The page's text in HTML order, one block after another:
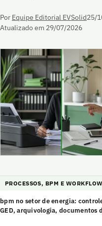
Por Equipe Editorial EVSolid25/
Atualizado em 29/07/2026
PROCESSOS, BPM E WORKFLOW
bpm no setor de energia:
GED, arquivologia, documentos